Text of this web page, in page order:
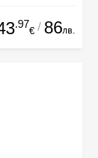
.97
€ / 86лв.